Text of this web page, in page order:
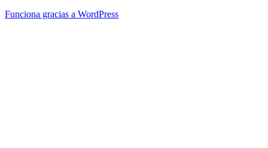
Funciona gracias a WordPress